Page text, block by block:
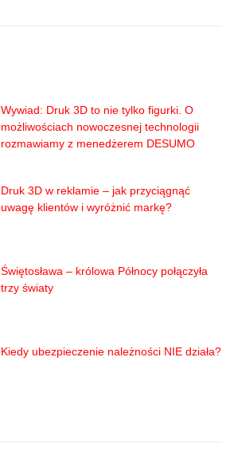
Wywiad: Druk 3D to nie tylko figurki. O
możliwościach nowoczesnej technologii
rozmawiamy z menedżerem DESUMO
Druk 3D w reklamie – jak przyciągnąć
uwagę klientów i wyróżnić markę?
Świętosława – królowa Północy połączyła
trzy światy
Kiedy ubezpieczenie należności NIE działa?